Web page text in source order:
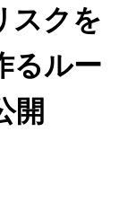
スクを
るルー
開